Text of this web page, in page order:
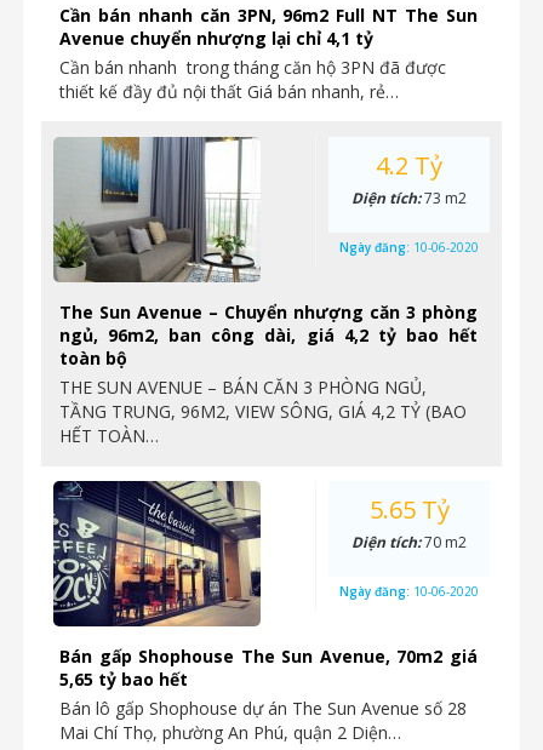
Cần bán nhanh căn 3PN, 96m2 Full NT The Sun
Avenue chuyển nhượng lại chỉ 4,1 tỷ
Cần bán nhanh trong tháng căn hộ 3PN đã được
thiết kế đầy đủ nội thất Giá bán nhanh, rẻ…
The Sun Avenue – Chuyển nhượng căn 3 phòng
ngủ, 96m2, ban công dài, giá 4,2 tỷ bao hết
toàn bộ
THE SUN AVENUE – BÁN CĂN 3 PHÒNG NGỦ,
TẦNG TRUNG, 96M2, VIEW SÔNG, GIÁ 4,2 TỶ (BAO
HẾT TOÀN…
4.2 Tỷ
Diện tích:73 m2
Ngày đăng: 10-06-2020
Bán gấp Shophouse The Sun Avenue, 70m2 giá
5,65 tỷ bao hết
Bán lô gấp Shophouse dự án The Sun Avenue số 28
Mai Chí Thọ, phường An Phú, quận 2 Diện…
5.65 Tỷ
Diện tích:70 m2
Ngày đăng: 10-06-2020